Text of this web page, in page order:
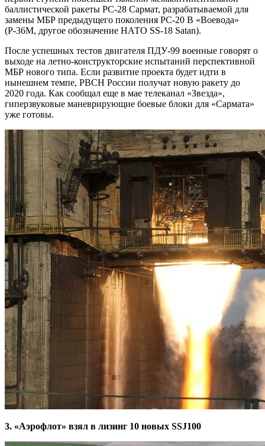
баллистической ракеты РС-28 Сармат, разрабатываемой для
замены МБР предыдущего поколения РС-20 В «Воевода»
(Р-36М, другое обозначение НАТО SS-18 Satan).
После успешных тестов двигателя ПДУ-99 военные говорят о
выходе на летно-конструкторские испытаний перспективной
МБР нового типа. Если развитие проекта будет идти в
нынешнем темпе, РВСН России получат новую ракету до
2020 года. Как сообщал еще в мае телеканал «Звезда»,
гиперзвуковые маневрирующие боевые блоки для «Сармата»
уже готовы.
3. «Аэрофлот» взял в лизинг 10 новых SSJ100